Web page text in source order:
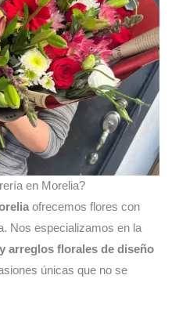
en Morelia?
ofrecemos flores con
Nos especializamos en la
arreglos florales de diseño
únicas que no se